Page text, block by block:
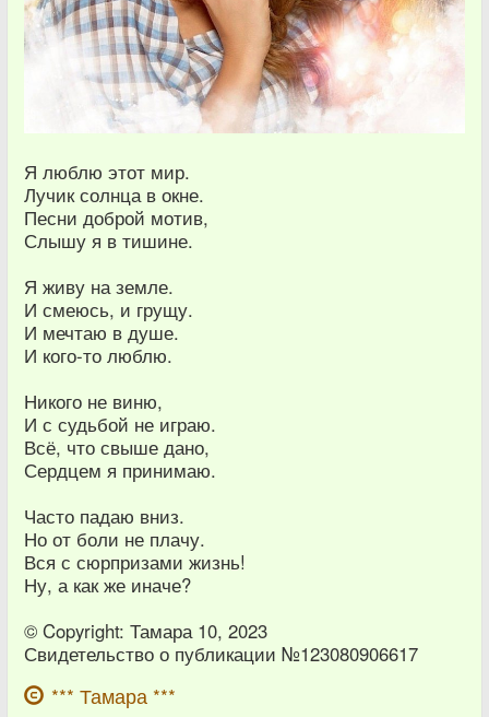
Я люблю этот мир.
Лучик солнца в окне.
Песни доброй мотив,
Слышу я в тишине.
Я живу на земле.
И смеюсь, и грущу.
И мечтаю в душе.
И кого-то люблю.
Никого не виню,
И с судьбой не играю.
Всё, что свыше дано,
Сердцем я принимаю.
Часто падаю вниз.
Но от боли не плачу.
Вся с сюрпризами жизнь!
Ну, а как же иначе?
© Copyright: Тамара 10, 2023
Свидетельство о публикации №123080906617
*** Тамара ***